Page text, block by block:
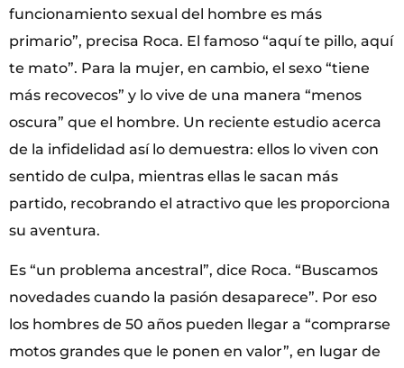
funcionamiento sexual del hombre es más
primario”, precisa Roca. El famoso “aquí te pillo, aquí
te mato”. Para la mujer, en cambio, el sexo “tiene
más recovecos” y lo vive de una manera “menos
oscura” que el hombre. Un reciente estudio acerca
de la infidelidad así lo demuestra: ellos lo viven con
sentido de culpa, mientras ellas le sacan más
partido, recobrando el atractivo que les proporciona
su aventura.
Es “un problema ancestral”, dice Roca. “Buscamos
novedades cuando la pasión desaparece”. Por eso
los hombres de 50 años pueden llegar a “comprarse
motos grandes que le ponen en valor”, en lugar de